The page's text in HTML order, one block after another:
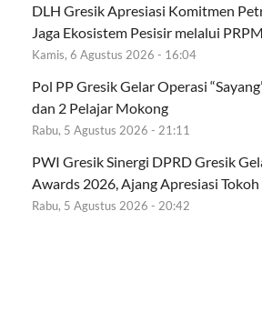
DLH Gresik Apresiasi Komitmen
Jaga Ekosistem Pesisir melalui
Kamis, 6 Agustus 2026 - 16:04
Pol PP Gresik Gelar Operasi
dan 2 Pelajar Mokong
Rabu, 5 Agustus 2026 - 21:11
PWI Gresik Sinergi DPRD Gresik
Awards 2026, Ajang Apresiasi
Rabu, 5 Agustus 2026 - 20:42